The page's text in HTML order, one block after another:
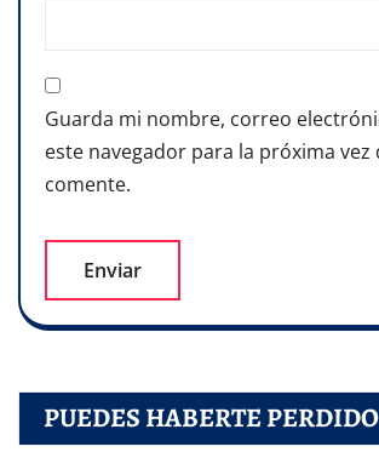
Guarda mi nombre, correo
este navegador para la próxima vez
comente.
PUEDES HABERTE PERDIDO